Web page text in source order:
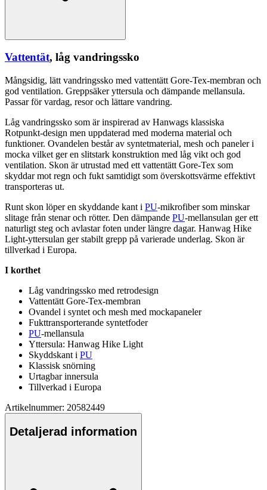
Vattentät, låg vandringssko
Mångsidig, lätt vandringssko med vattentätt Gore-Tex-membran och
god ventilation. Greppsäker yttersula och dämpande mellansula.
Passar för vardag, resor och lättare vandring.
Låg vandringssko som är inspirerad av Hanwags klassiska
Rotpunkt-design men uppdaterad med moderna material och
funktioner. Ovandelen består av syntetmaterial, mesh och paneler i
mocka vilket ger en slitstark konstruktion med låg vikt och god
ventilation. Skon är utrustad med ett vattentätt Gore-Tex som
skyddar mot regn och fukt samtidigt som överskottsvärme effektivt
transporteras ut.
Runt skon löper en skyddande kant i PU-mikrofiber som minskar
slitage från stenar och rötter. Den dämpande PU-mellansulan ger ett
naturligt steg och avlastar foten under längre dagar. Hanwag Hike
Light-yttersulan ger stabilt grepp på varierade underlag. Skon är
tillverkad i Europa.
I korthet
Låg vandringssko med retrodesign
Vattentätt Gore-Tex-membran
Ovandel i syntet och mesh med mockapaneler
Fukttransporterande syntetfoder
PU-mellansula
Yttersula: Hanwag Hike Light
Skyddskant i PU
Klassisk snörning
Urtagbar innersula
Tillverkad i Europa
Artikelnummer: 20582449
Detaljerad information